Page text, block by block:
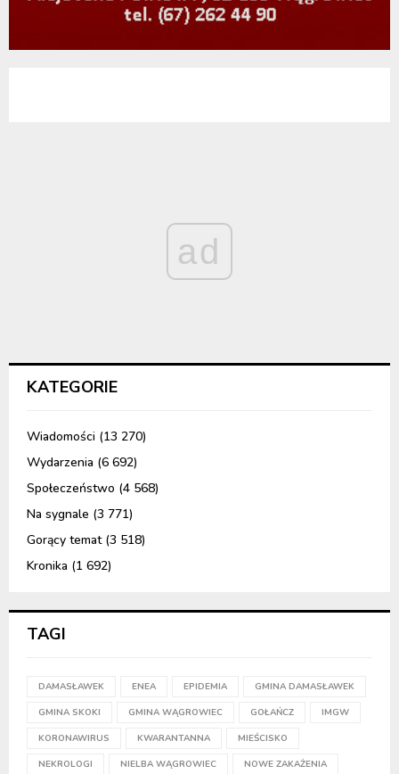
ad
KATEGORIE
Wiadomości (13 270)
Wydarzenia (6 692)
Społeczeństwo (4 568)
Na sygnale (3 771)
Gorący temat(3 518)
Kronika (1 692)
TAGI
DAMASŁAWEK ENEA EPIDEMIA GMINA DAMASŁAWEK
GMINA SKOKI GMINA WĄGROWIEC GOŁAŃCZ IMGW
KORONAWIRUS KWARANTANNA MIEŚCISKO
NEKROLOGI NIELBA WĄGROWIEC NOWE ZAKAŻENIA